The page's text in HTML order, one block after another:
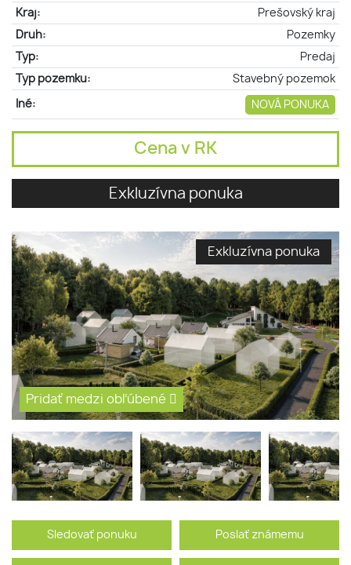
Kraj:
Prešovský kraj
Druh:
Pozemky
Typ:
Predaj
Typ pozemku:
Stavebný pozemok
Iné: NOVÁ PONUKA
Cena v RK
Exkluzívna ponuka
Exkluzívna ponuka
Pridať medzi obľúbené
Sledovať ponuku Poslať známemu